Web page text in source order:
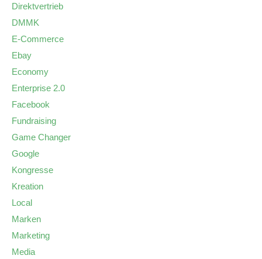
Direktvertrieb
DMMK
E-Commerce
Ebay
Economy
Enterprise 2.0
Facebook
Fundraising
Game Changer
Google
Kongresse
Kreation
Local
Marken
Marketing
Media